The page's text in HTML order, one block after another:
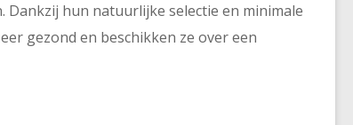
Dankzij hun natuurlijke selectie en minimale
gezond en beschikken ze over een